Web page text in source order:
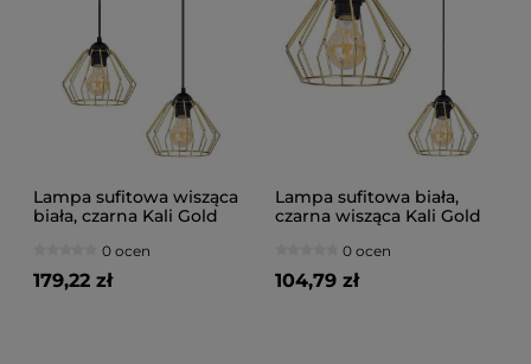
Lampa sufitowa wisząca
biała, czarna Kali Gold
abażurami0 ocen
179,22 zł
Lampa sufitowa biała,
czarna wisząca Kali Gold
abażurem0 ocen
104,79 zł